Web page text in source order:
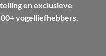
en exclusieve
vogelliefhebbers.